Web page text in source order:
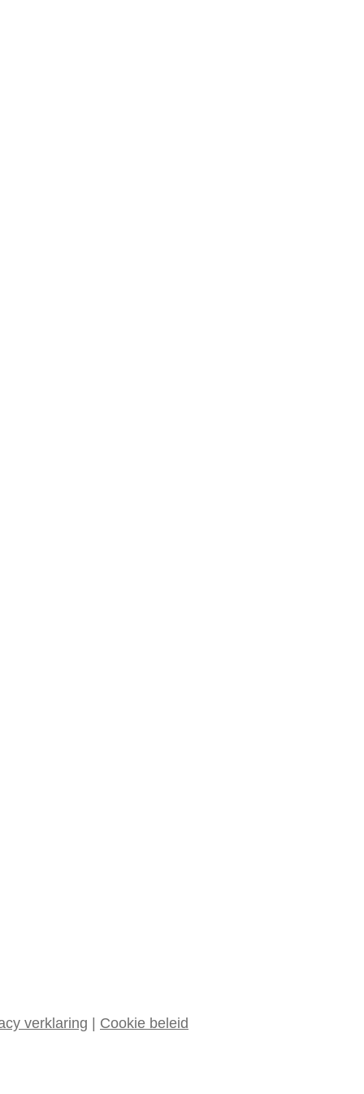
verklaring Cookie beleid